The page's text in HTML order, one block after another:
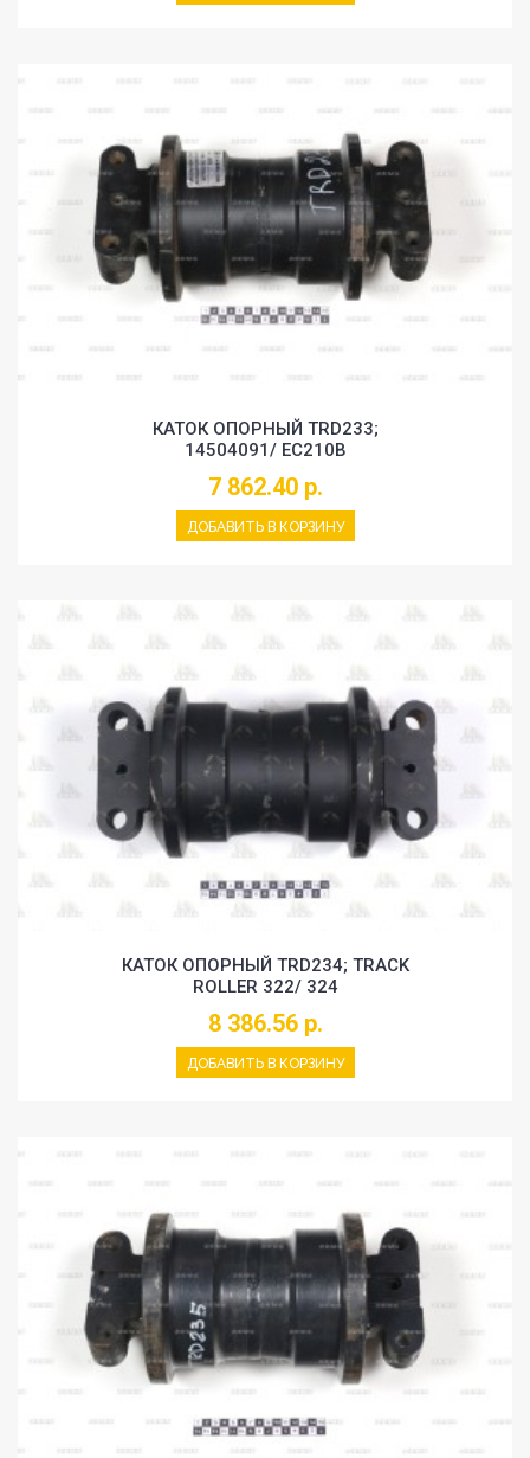
КАТОК ОПОРНЫЙ TRD233;
14504091/ EC210B
7 862.40 р.
ДОБАВИТЬ В КОРЗИНУ
КАТОК ОПОРНЫЙ TRD234; TRACK
ROLLER 322/ 324
8 386.56 р.
ДОБАВИТЬ В КОРЗИНУ